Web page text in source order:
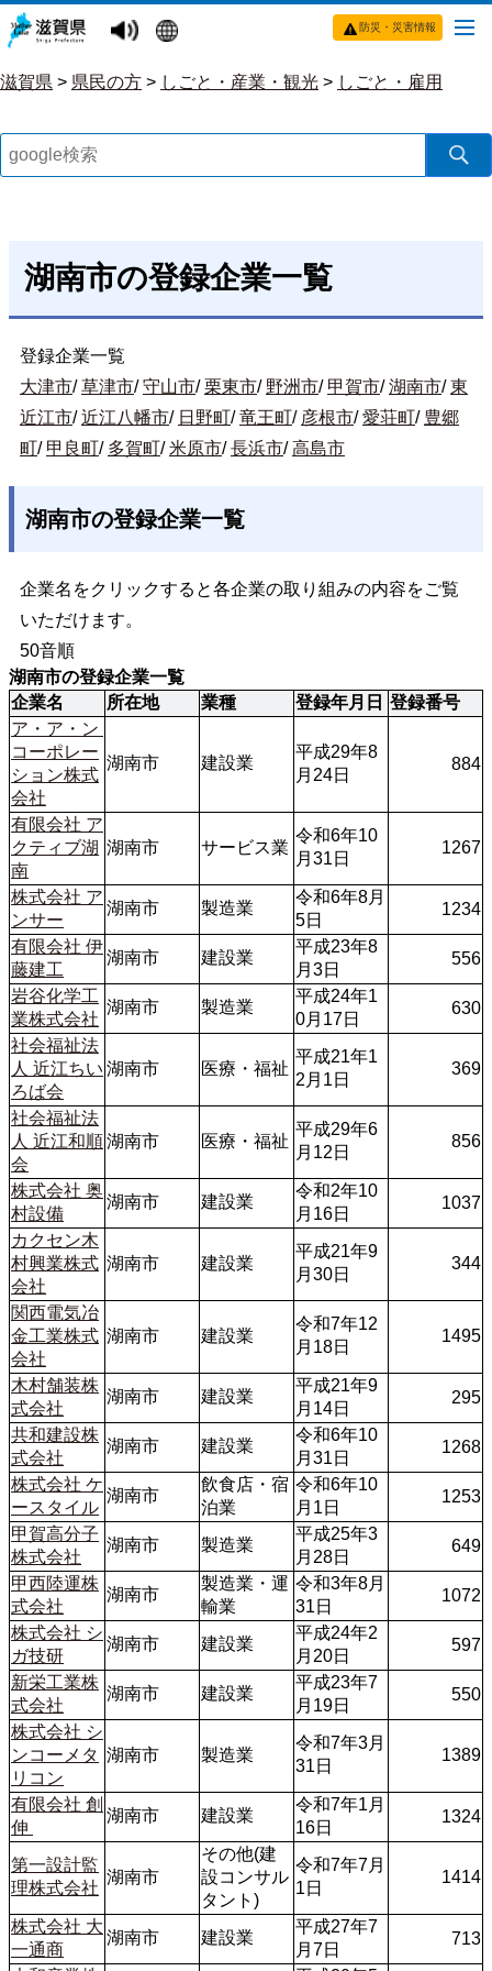
防災・災害情報
滋賀県 > 県民の方 > しごと・産業・観光 > しごと・雇用
湖南市の登録企業一覧
登録企業一覧
大津市/草津市/守山市/栗東市/ 野洲市/ 甲賀市/湖南市/東
近江市/近江八幡市/ 日野町/竜王町/ 彦根市/愛荘町/ 豊郷
町/ 甲良町/ 多賀町/米原市/長浜市/高島市
湖南市の登録企業一覧
企業名をクリックすると各企業の取り組みの内容をご覧
いただけます。
50音順
湖南市の登録企業一覧
企業名
所在地 業種 登録年月日 登録番号
ア・ア・ン
コーポレー
ション株式
会社
湖南市 建設業
平成29年8
月24日
884
有限会社 ア
クティブ湖
南
湖南市 サービス業
令和6年10
月31日
1267
株式会社 ア
ンサー
湖南市 製造業
令和6年8月
5日
1234
有限会社 伊
藤建工
湖南市 建設業
平成23年8
月3日
556
岩谷化学工
業株式会社
湖南市 製造業
平成24年1
0月17日
630
社会福祉法
人 近江ちい
ろば会
湖南市 医療・福祉
平成21年1
2月1日
369
社会福祉法
人 近江和順
会
湖南市 医療・福祉
平成29年6
月12日
856
株式会社 奥
村設備
湖南市 建設業
令和2年10
月16日
1037
カクセン木
村興業株式
会社
湖南市 建設業
平成21年9
月30日
344
関西電気冶
金工業株式
会社
湖南市 建設業
令和7年12
月18日
1495
木村舗装株
式会社
湖南市 建設業
平成21年9
月14日
295
共和建設株
式会社
湖南市 建設業
令和6年10
月31日
1268
株式会社 ケ
ースタイル
湖南市
飲食店・宿
泊業
令和6年10
月1日
1253
甲賀高分子
株式会社
湖南市 製造業
平成25年3
月28日
649
甲西陸運株
式会社
湖南市
製造業・運
輸業
令和3年8月
31日
1072
株式会社 シ
ガ技研
湖南市 建設業
平成24年2
月20日
597
新栄工業株
式会社
湖南市 建設業
平成23年7
月19日
550
株式会社 シ
ンコーメタ
リコン
湖南市 製造業
令和7年3月
31日
1389
有限会社 創
伸
湖南市 建設業
令和7年1月
16日
1324
第一設計監
理株式会社
湖南市
その他(建
設コンサル
タント)
令和7年7月
1日
1414
株式会社 大
一通商
湖南市 建設業
平成27年7
月7日
713